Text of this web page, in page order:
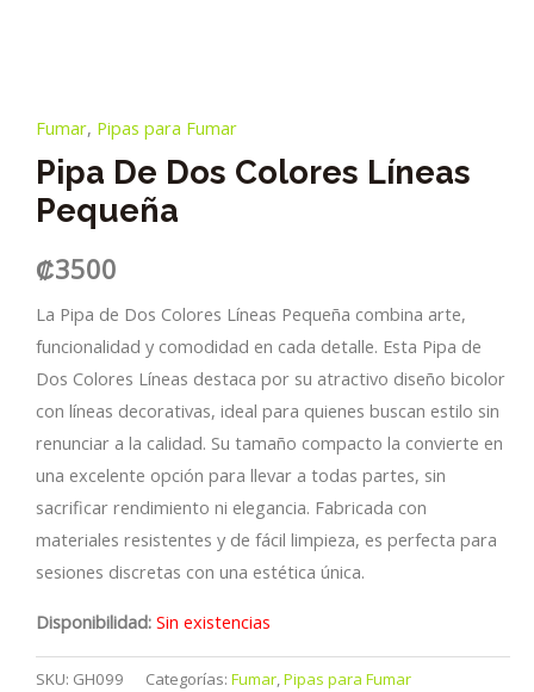
Fumar, Pipas para Fumar
Pipa De Dos Colores Líneas
Pequeña
₡3500
La Pipa de Dos Colores Líneas Pequeña combina arte,
funcionalidad y comodidad en cada detalle. Esta Pipa de
Dos Colores Líneas destaca por su atractivo diseño bicolor
con líneas decorativas, ideal para quienes buscan estilo sin
renunciar a la calidad. Su tamaño compacto la convierte en
una excelente opción para llevar a todas partes, sin
sacrificar rendimiento ni elegancia. Fabricada con
materiales resistentes y de fácil limpieza, es perfecta para
sesiones discretas con una estética única.
Disponibilidad: Sin existencias
SKU: GH099 Categorías: Fumar,Pipas para Fumar